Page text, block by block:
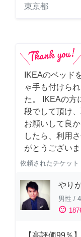
東京都
IKEAのベッド
ゃ手も付けら
た。 IKEAの方
段でして頂け
お願いして良
したら、利用
がとうございま
依頼されたチケット
やり
男性 /
sentiment_satisfied